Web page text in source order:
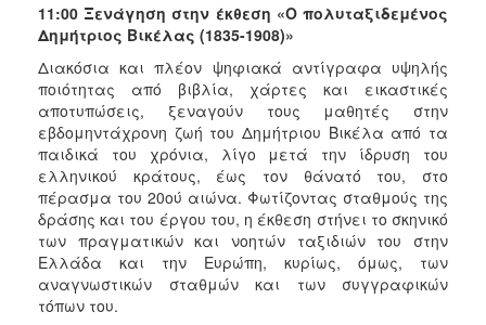
11:00 Ξενάγηση στην έκθεση «Ο πολυταξιδεμένος
Δημήτριος Βικέλας (1835-1908)»
Διακόσια και πλέον ψηφιακά αντίγραφα υψηλής
ποιότητας από βιβλία, χάρτες και εικαστικές
αποτυπώσεις, ξεναγούν τους μαθητές στην
εβδομηντάχρονη ζωή του Δημήτριου Βικέλα από τα
παιδικά του χρόνια, λίγο μετά την ίδρυση του
ελληνικού κράτους, έως τον θάνατό του, στο
πέρασμα του 20ού αιώνα. Φωτίζοντας σταθμούς της
δράσης και του έργου του, η έκθεση στήνει το σκηνικό
των πραγματικών και νοητών ταξιδιών του στην
Ελλάδα και την Ευρώπη, κυρίως, όμως, των
αναγνωστικών σταθμών και των συγγραφικών
τόπων του.